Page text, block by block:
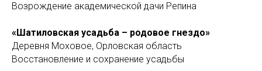
Возрождение академической дачи Репина
«Шатиловская усадьба – родовое гнездо»
Деревня Моховое, Орловская область
Восстановление и сохранение усадьбы